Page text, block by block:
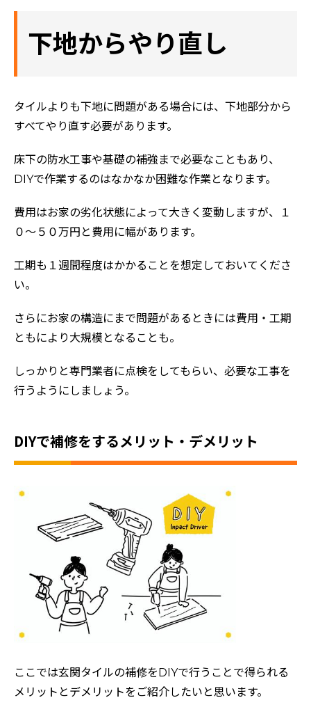
下地からやり直し
タイルよりも下地に問題がある場合には、下地部分から
すべてやり直す必要があります。
床下の防水工事や基礎の補強まで必要なこともあり、
DIYで作業するのはなかなか困難な作業となります。
費用はお家の劣化状態によって大きく変動しますが、１
０～５０万円と費用に幅があります。
工期も１週間程度はかかることを想定しておいてくださ
い。
さらにお家の構造にまで問題があるときには費用・工期
ともにより大規模となることも。
しっかりと専門業者に点検をしてもらい、必要な工事を
行うようにしましょう。
DIYで補修をするメリット・デメリット
ここでは玄関タイルの補修をDIYで行うことで得られる
メリットとデメリットをご紹介したいと思います。